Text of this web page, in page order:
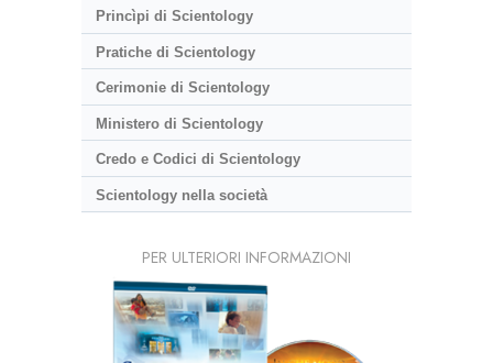
Princìpi di Scientology
Pratiche di Scientology
Cerimonie di Scientology
Ministero di Scientology
Credo e Codici di Scientology
Scientology nella società
PER ULTERIORI INFORMAZIONI